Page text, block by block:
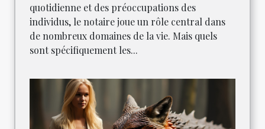
quotidienne et des préoccupations des
individus, le notaire joue un rôle central dans
de nombreux domaines de la vie. Mais quels
sont spécifiquement les...